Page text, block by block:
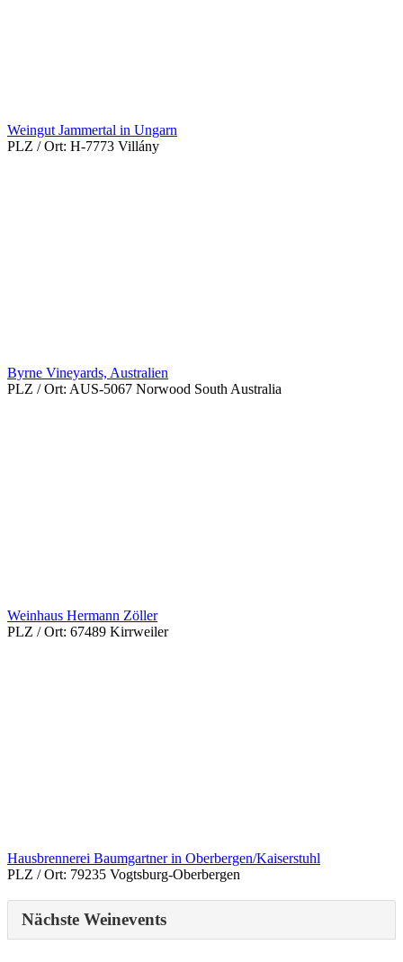
Weingut Jammertal in Ungarn
PLZ / Ort: H-7773 Villány
Byrne Vineyards, Australien
PLZ / Ort: AUS-5067 Norwood South Australia
Weinhaus Hermann Zöller
PLZ / Ort: 67489 Kirrweiler
Hausbrennerei Baumgartner in Oberbergen/Kaiserstuhl
PLZ / Ort: 79235 Vogtsburg-Oberbergen
Nächste Weinevents